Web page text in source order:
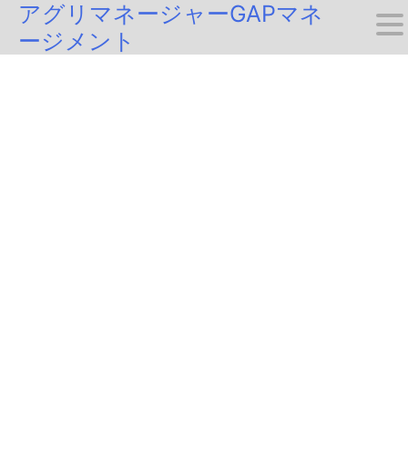
SkipアグリマネージャーGAPマネ
ージメント